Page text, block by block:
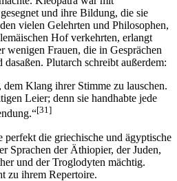
und ihre Bildung, die sie
vielen Gelehrten und Philosophen,
Hof verkehrten, erlangt
wenigen Frauen, die in Gesprächen
Plutarch schreibt außerdem:
dem Klang ihrer Stimme zu lauschen.
Leier; denn sie handhabte jede
[31]
perfekt die griechische und ägyptische
Sprachen der Äthiopier, der Juden,
und der Troglodyten mächtig.
zu ihrem Repertoire.